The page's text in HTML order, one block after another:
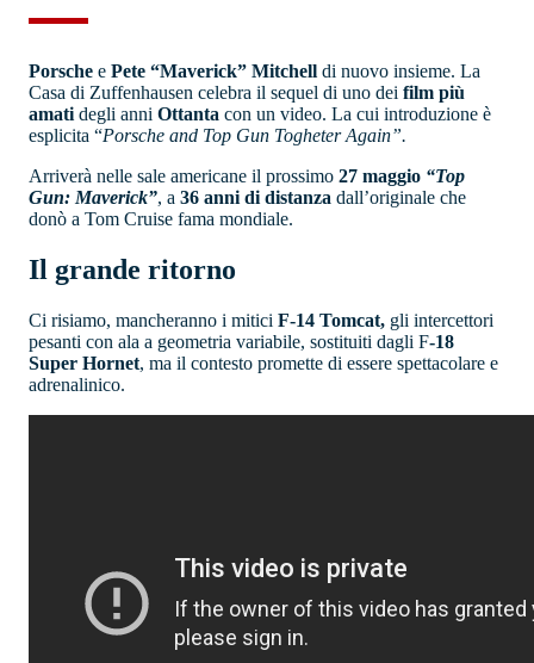
Porsche e Pete “Maverick” Mitchell di nuovo insieme. La
Casa di Zuffenhausen celebra il sequel di uno dei film più
amati degli anni Ottanta con un video. La cui introduzione è
esplicita “Porsche and Top Gun Togheter Again”.
Arriverà nelle sale americane il prossimo 27 maggio “Top
Gun: Maverick”, a 36 anni di distanza dall’originale che
donò a Tom Cruise fama mondiale.
Il grande ritorno
Ci risiamo, mancheranno i mitici F-14 Tomcat, gli intercettori
pesanti con ala a geometria variabile, sostituiti dagli F-18
Super Hornet, ma il contesto promette di essere spettacolare e
adrenalinico.